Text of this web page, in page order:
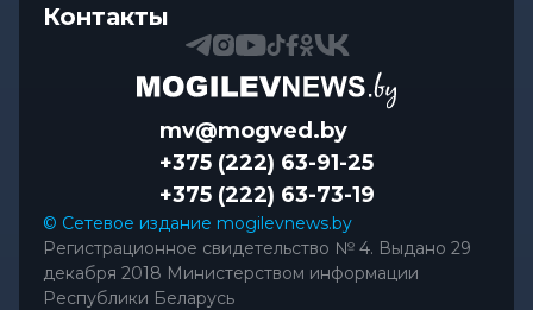
Контакты
mv@mogved.by
+375 (222) 63-91-25
+375 (222) 63-73-19
© Сетевое издание mogilevnews.by
Регистрационное свидетельство № 4. Выдано 29
декабря 2018 Министерством информации
Республики Беларусь